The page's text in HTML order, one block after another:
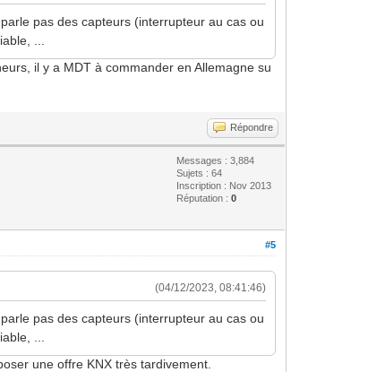
pas des capteurs (interrupteur au cas ou
...
il y a MDT à commander en Allemagne su
Répondre
Messages : 3,884
Sujets : 64
Inscription : Nov 2013
Réputation :0
#5
(04/12/2023, 08:41:46)
pas des capteurs (interrupteur au cas ou
...
une offre KNX très tardivement.